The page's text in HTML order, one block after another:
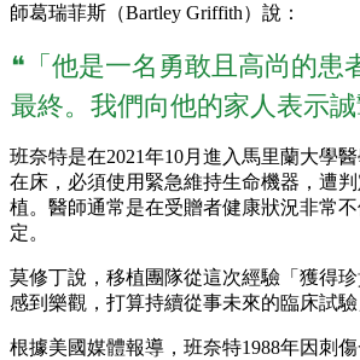
師葛瑞菲斯（Bartley Griffith）說：
❝「他是一名勇敢且高尚的患
最終。我們向他的家人表示
班奈特是在2021年10月進入馬里蘭大學
在床，必須使用緊急維持生命機器，遭
植。醫師通常是在受贈者健康狀況非常
定。
莫修丁說，移植團隊從這次經驗「獲得
感到樂觀，打算持續從事未來的臨床試驗
根據美國媒體報導，班奈特1988年因刺